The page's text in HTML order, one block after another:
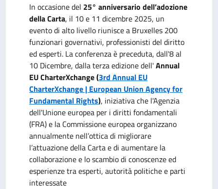
In occasione del 25° anniversario dell’adozione
della Carta, il 10 e 11 dicembre 2025, un
evento di alto livello riunisce a Bruxelles 200
funzionari governativi, professionisti del diritto
ed esperti. La conferenza è preceduta, dall'8 al
10 Dicembre, dalla terza edizione dell'Annual
EU CharterXchange (3rd Annual EU
CharterXchange | European Union Agency for
Fundamental Rights), iniziativa che l'Agenzia
dell'Unione europea per i diritti fondamentali
(FRA) e la Commissione europea organizzano
annualmente nell’ottica di migliorare
l’attuazione della Carta e di aumentare la
collaborazione e lo scambio di conoscenze ed
esperienze tra esperti, autorità politiche e parti
interessate